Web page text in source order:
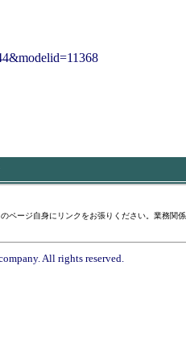
ページ自身にリンクをお張りください。業務関
All rights reserved.